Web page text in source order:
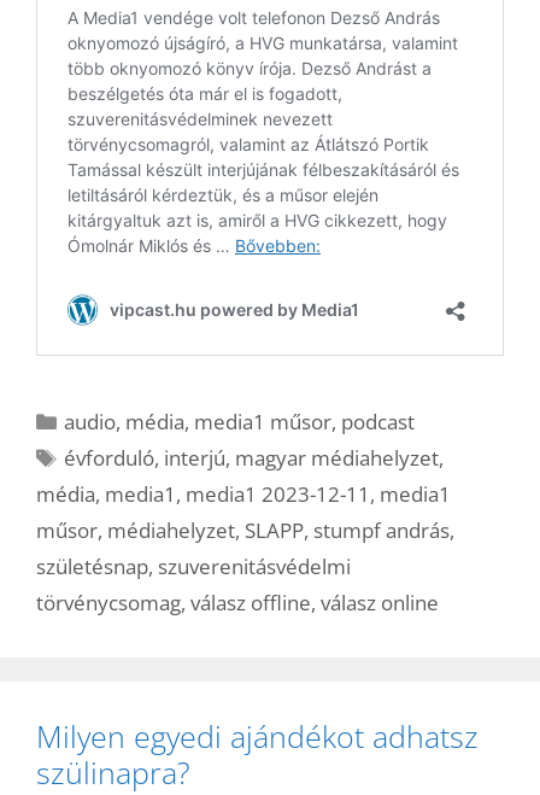
Kategória
audio, média, media1 műsor, podcast
Címkék
évforduló, interjú, magyar médiahelyzet,
média, media1 , media1 2023-12-11 , media1
műsor, médiahelyzet, SLAPP, stumpf andrás,
születésnap, szuverenitásvédelmi
törvénycsomag, válasz offline, válasz online
Milyen egyedi ajándékot adhatsz
szülinapra?